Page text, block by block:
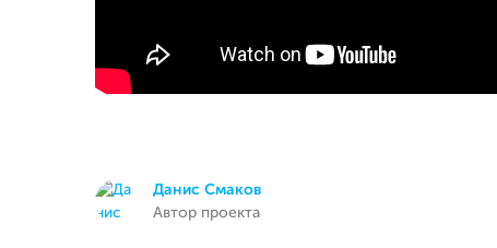
Данис Смаков
Автор проекта